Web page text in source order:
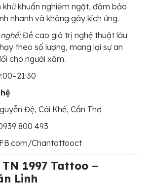
khử khuẩn nghiêm ngặt, đảm bảo
nhanh và không gây kích ứng.
Đề cao giá trị nghệ thuật lâu
theo số lượng, mang lại sự an
cho người xăm.
Đệ, Cái Khế, Cần Thơ
800 493
Chantattooct
1997 Tattoo –
Linh